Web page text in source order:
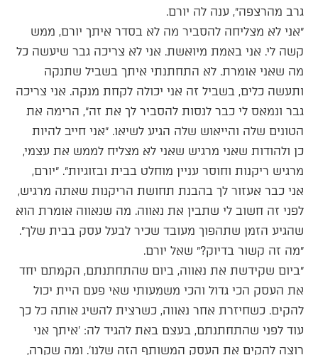
גרב מהרצפה״, ענה לה יורם.
״אני לא מצליחה להסביר מה לא בסדר איתך יורם, ממש
קשה לי. אני באמת מיואשת. אני לא צריכה גבר שיעשה כל
מה שאני אומרת. לא התחתנתי איתך בשביל שתנקה
ותעשה כלים, בשביל זה אני יכולה לקחת מנקה. אני צריכה
גבר ונמאס לי כבר לנסות להסביר לך את זה״, הרימה את
הטונים שלה והייאוש שלה הגיע לשיאו. ״אני חייב להיות
כן ולהודות שאני מרגיש שאני לא מצליח לממש את עצמי,
מרגיש ריקנות וחוסר עניין מוחלט בבית ובזוגיות״. ״יורם,
אני כבר אעזור לך בהבנת תחושת הריקנות שאתה מרגיש,
לפני זה חשוב לי שתבין את נאווה. מה שנאווה אומרת הוא
שהגיע הזמן שתהפוך מעובד שכיר לבעל עסק בבית שלך״.
״מה זה קשור בדיוק?״ שאל יורם.
״ביום שקידשת את נאווה, ביום שהתחתנתם, הקמתם יחד
את העסק הכי גדול והכי משמעותי שאי פעם היית יכול
להקים. כשחיזרת אחר נאווה, כשרצית להשיג אותה כל כך
עוד לפני שהתחתנתם, בעצם באת להגיד לה: 'איתך אני
רוצה להקים את העסק המשותף הזה שלנו'. ומה שקרה,